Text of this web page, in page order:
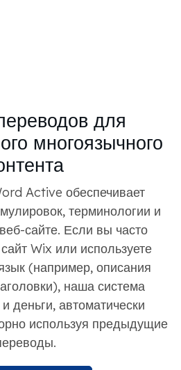
для
многоязычного
Active обеспечивает
терминологии и
сайте. Если вы часто
Wix или используете
(например, описания
наша система
деньги, автоматически
используя предыдущие